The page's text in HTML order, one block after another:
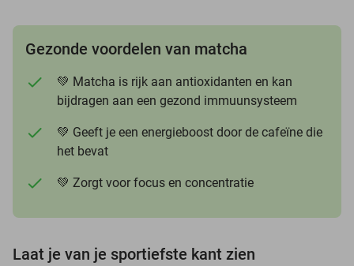
Gezonde voordelen van matcha
💚 Matcha is rijk aan antioxidanten en kan
bijdragen aan een gezond immuunsysteem
💚 Geeft je een energieboost door de cafeïne die
het bevat
💚 Zorgt voor focus en concentratie
Laat je van je sportiefste kant zien